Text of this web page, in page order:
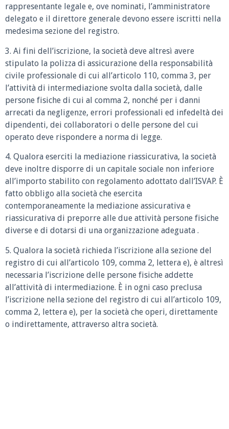
rappresentante legale e, ove nominati, l’amministratore
delegato e il direttore generale devono essere iscritti nella
medesima sezione del registro.
3. Ai fini dell’iscrizione, la società deve altresì avere
stipulato la polizza di assicurazione della responsabilità
civile professionale di cui all’articolo 110, comma 3, per
l’attività di intermediazione svolta dalla società, dalle
persone fisiche di cui al comma 2, nonché per i danni
arrecati da negligenze, errori professionali ed infedeltà dei
dipendenti, dei collaboratori o delle persone del cui
operato deve rispondere a norma di legge.
4. Qualora eserciti la mediazione riassicurativa, la società
deve inoltre disporre di un capitale sociale non inferiore
all’importo stabilito con regolamento adottato dall’ISVAP. È
fatto obbligo alla società che esercita
contemporaneamente la mediazione assicurativa e
riassicurativa di preporre alle due attività persone fisiche
diverse e di dotarsi di una organizzazione adeguata .
5. Qualora la società richieda l’iscrizione alla sezione del
registro di cui all’articolo 109, comma 2, lettera e), è altresì
necessaria l’iscrizione delle persone fisiche addette
all’attività di intermediazione. È in ogni caso preclusa
l’iscrizione nella sezione del registro di cui all’articolo 109,
comma 2, lettera e), per la società che operi, direttamente
o indirettamente, attraverso altra società.